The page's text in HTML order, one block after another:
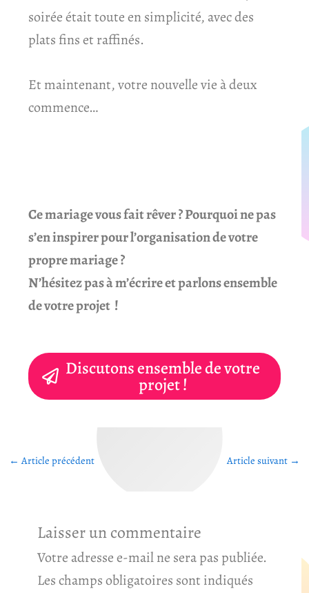
soirée était toute en simplicité, avec des
plats fins et raffinés.
Et maintenant, votre nouvelle vie à deux
commence…
Ce mariage vous fait rêver ? Pourquoi ne pas
s’en inspirer pour l’organisation de votre
propre mariage ?
N’hésitez pas à m’écrire et parlons ensemble
de votre projet !
Discutons ensemble de votre
projet !
← Article précédent Article suivant →
Laisser un commentaire
Votre adresse e-mail ne sera pas publiée.
Les champs obligatoires sont indiqués